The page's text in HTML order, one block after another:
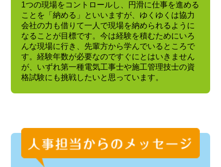
1つの現場をコントロールし、円滑に仕事を進める
ことを「納める」といいますが、ゆくゆくは協力
会社の力も借りて一人で現場を納められるように
なることが目標です。今は経験を積むためにいろ
んな現場に行き、先輩方から学んでいるところで
す。経験年数が必要なのですぐにとはいきません
が、いずれ第一種電気工事士や施工管理技士の資
格試験にも挑戦したいと思っています。